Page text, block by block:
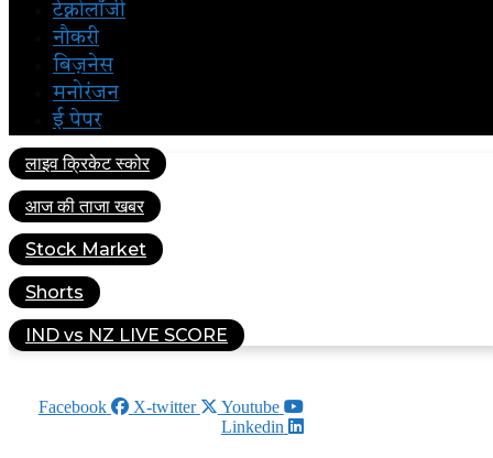
टेक्नोलॉजी
नौकरी
बिज़नेस
मनोरंजन
ई पेपर
लाइव क्रिकेट स्कोर
आज की ताजा खबर
Stock Market
Shorts
IND vs NZ LIVE SCORE
Facebook
X-twitter
Youtube
Linkedin